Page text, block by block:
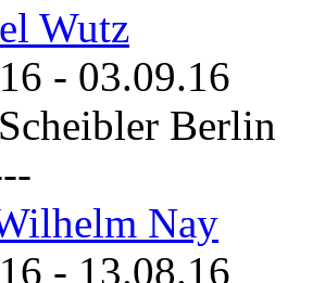
Wutz
- 03.09.16
Berlin
Nay
- 13.08.16